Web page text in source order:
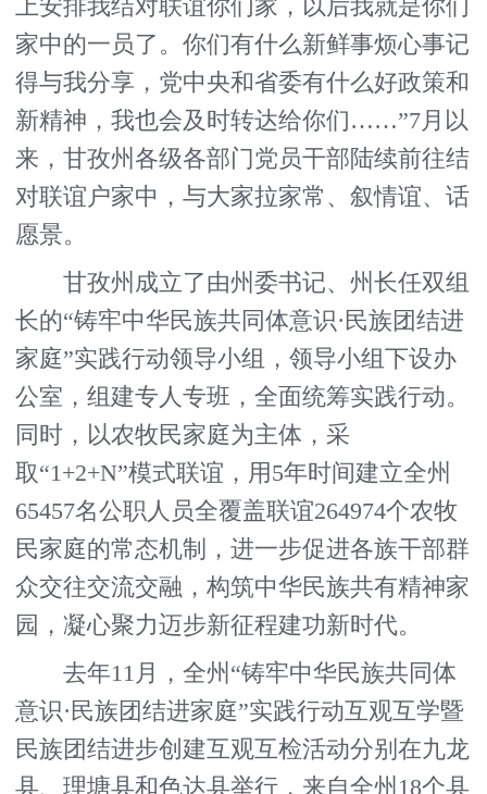
上安排我结对联谊你们家，以后我就是你们
家中的一员了。你们有什么新鲜事烦心事记
得与我分享，党中央和省委有什么好政策和
新精神，我也会及时转达给你们……”7月以
来，甘孜州各级各部门党员干部陆续前往结
对联谊户家中，与大家拉家常、叙情谊、话
愿景。
甘孜州成立了由州委书记、州长任双组
长的“铸牢中华民族共同体意识·民族团结进
家庭”实践行动领导小组，领导小组下设办
公室，组建专人专班，全面统筹实践行动。
同时，以农牧民家庭为主体，采
取“1+2+N”模式联谊，用5年时间建立全州
65457名公职人员全覆盖联谊264974个农牧
民家庭的常态机制，进一步促进各族干部群
众交往交流交融，构筑中华民族共有精神家
园，凝心聚力迈步新征程建功新时代。
去年11月，全州“铸牢中华民族共同体
意识·民族团结进家庭”实践行动互观互学暨
民族团结进步创建互观互检活动分别在九龙
县、理塘县和色达县举行，来自全州18个县